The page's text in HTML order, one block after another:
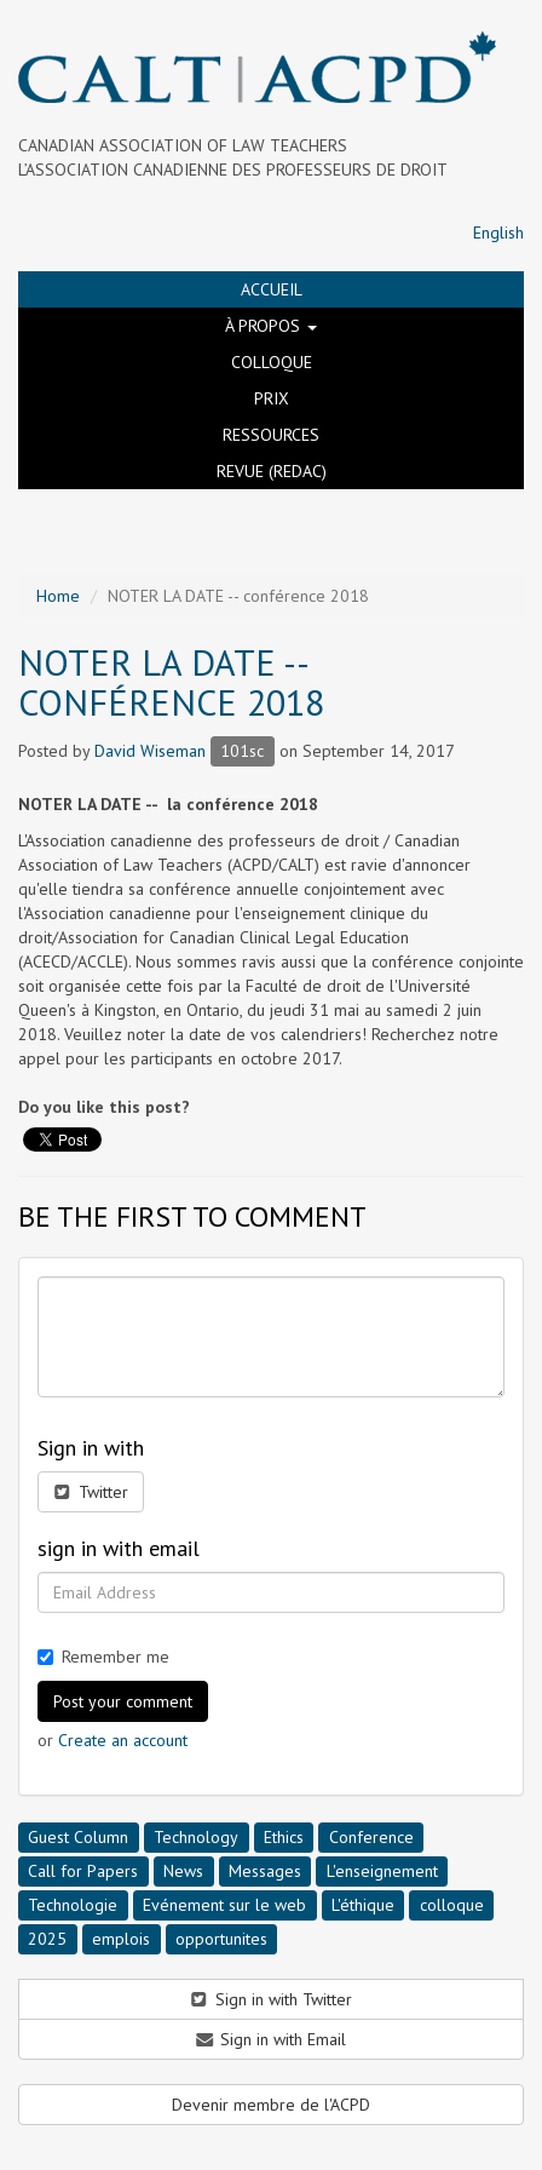
CANADIAN ASSOCIATION OF LAW TEACHERS
L’ASSOCIATION CANADIENNE DES PROFESSEURS DE DROIT
English
ACCUEIL
À PROPOS
COLLOQUE
PRIX
RESSOURCES
REVUE (REDAC)
Home NOTER LA DATE -- conférence 2018
NOTER LA DATE --
CONFÉRENCE 2018
Posted byDavid Wiseman 101sc on September 14, 2017
NOTER LA DATE -- la conférence 2018
L'Association canadienne des professeurs de droit / Canadian
Association of Law Teachers (ACPD/CALT) est ravie d'annoncer
qu'elle tiendra sa conférence annuelle conjointement avec
l'Association canadienne pour l'enseignement clinique du
droit/Association for Canadian Clinical Legal Education
(ACECD/ACCLE). Nous sommes ravis aussi que la conférence conjointe
soit organisée cette fois par la Faculté de droit de l'Université
Queen's à Kingston, en Ontario, du jeudi 31 mai au samedi 2 juin
2018. Veuillez noter la date de vos calendriers! Recherchez notre
appel pour les participants en octobre 2017.
Do you like this post?
BE THE FIRST TO COMMENT
Sign in with
Twitter
sign in with email
Remember me
or Create an account
Guest Column Technology Ethics
Conference
Call for Papers
News Messages
L'enseignement
Technologie
Evénement sur le web L'éthique
colloque
2025
emplois opportunites
Sign in with Twitter
Sign in with Email
Devenir membre de l'ACPD